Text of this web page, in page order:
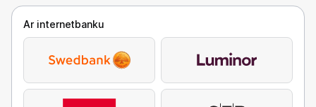
Ar internetbanku